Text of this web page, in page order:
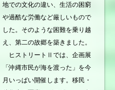
地での文化の違い、生活の困窮
や過酷な労働など厳しいもので
した。そのような困難を乗り越
え、第二の故郷を築きました。
ヒストリートⅡでは、企画展
「沖縄市民が海を渡った」を今
月いっぱい開催します。移民・